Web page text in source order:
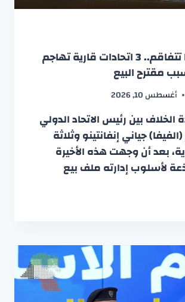
أزمة الفيفا تتفاقم.. 3 اتحادات قارية تهاجم
مقترح البيع
أغسطس 10, 2026
بين رئيس الاتحاد الدولي
جياني إنفانتينو وثلاثة
بعد أن وجهت هذه الأخيرة
لأسلوب إدارته ملف بيع